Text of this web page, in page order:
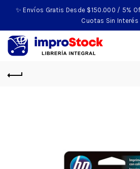
✨ Envíos Gratis Desde $150.000 / 5%
Cuotas Sin Interés